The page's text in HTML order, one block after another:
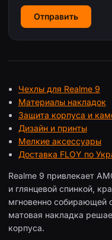
Отправить
Чехлы для Realme 9
Материалы накладок
Защита корпуса и
Дизайн и принты
Мелкие аксессуары
Доставка FLOY по
Realme 9 привлекает
и глянцевой спинкой,
мгновенно собирающей
матовая накладка
корпуса.